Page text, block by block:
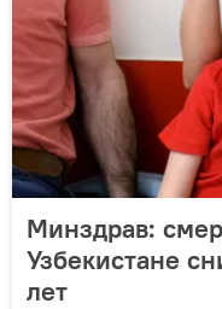
Минздрав:
Узбекистане
лет